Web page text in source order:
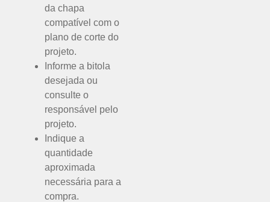
da chapa
compatível com o
plano de corte do
projeto.
Informe a bitola
desejada ou
consulte o
responsável pelo
projeto.
Indique a
quantidade
aproximada
necessária para a
compra.